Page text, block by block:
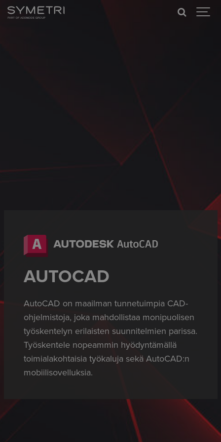
AUTOCAD
AutoCAD on maailman tunnetuimpia CAD-
ohjelmistoja, joka mahdollistaa monipuolisen
työskentelyn erilaisten suunnitelmien parissa.
Työskentele nopeammin hyödyntämällä
toimialakohtaisia työkaluja sekä AutoCAD:n
mobiilisovelluksia.